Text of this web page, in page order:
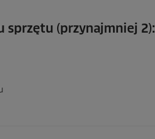
sprzętu (przynajmniej 2):